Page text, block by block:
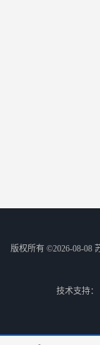
版权所有 ©2026-08-08
技术支持：